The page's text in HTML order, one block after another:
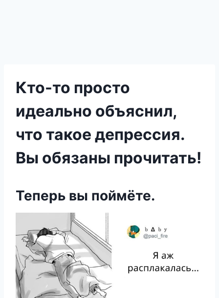
Кто-то просто
идеально объяснил,
что такое депрессия.
Вы обязаны прочитать!
Теперь вы поймёте.